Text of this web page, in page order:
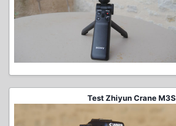
Test Zhiyun Crane M3S